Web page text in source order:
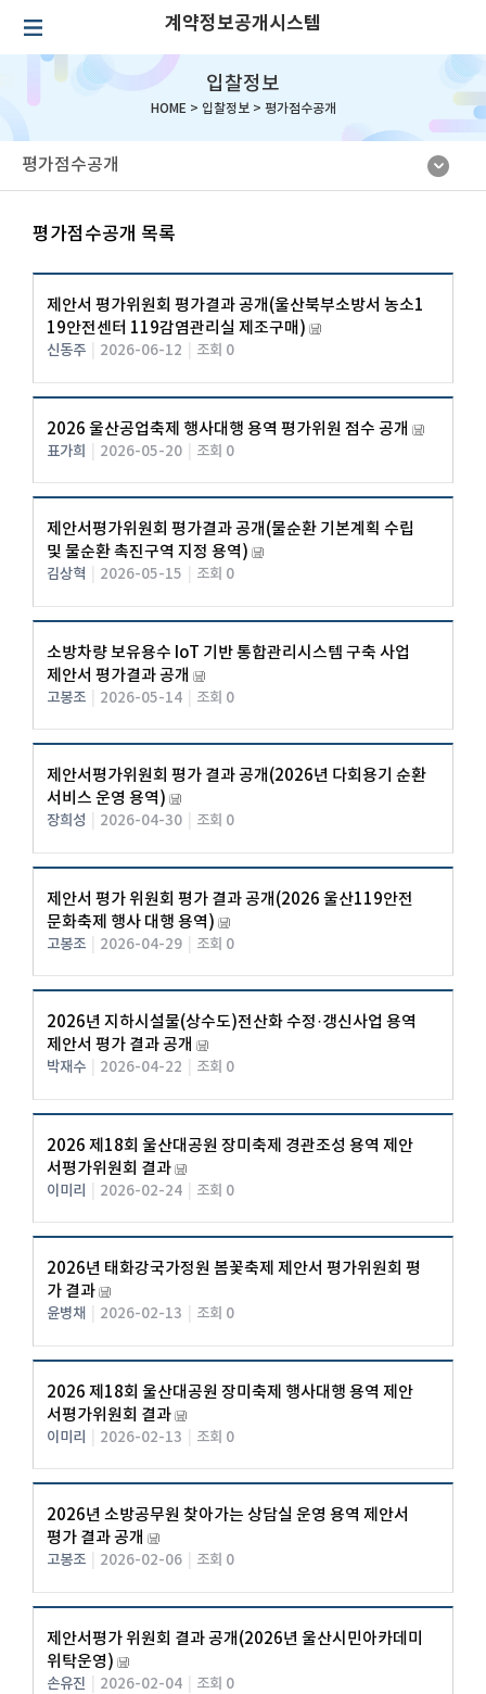
계약정보공개시스템
입찰정보
HOME > 입찰정보> 평가점수공개
평가점수공개
평가점수공개 목록
제안서 평가위원회 평가결과 공개(울산북부소방서 농소1
19안전센터 119감염관리실 제조구매)
신동주 2026-06-12 조회 0
2026 울산공업축제 행사대행 용역 평가위원 점수 공개
표가희 2026-05-20 조회 0
제안서평가위원회 평가결과 공개(물순환 기본계획 수립
및 물순환 촉진구역 지정 용역)
김상혁 2026-05-15 조회 0
소방차량 보유용수 IoT 기반 통합관리시스템 구축 사업
제안서 평가결과 공개
고봉조 2026-05-14 조회 0
제안서평가위원회 평가 결과 공개(2026년 다회용기 순환
서비스 운영 용역)
장희성 2026-04-30 조회 0
제안서 평가 위원회 평가 결과 공개(2026 울산119안전
문화축제 행사 대행 용역)
고봉조 2026-04-29 조회 0
2026년 지하시설물(상수도)전산화 수정·갱신사업 용역
제안서 평가 결과 공개
박재수 2026-04-22 조회 0
2026 제18회 울산대공원 장미축제 경관조성 용역 제안
서평가위원회 결과
이미리 2026-02-24 조회 0
2026년 태화강국가정원 봄꽃축제 제안서 평가위원회 평
가 결과
윤병채 2026-02-13 조회 0
2026 제18회 울산대공원 장미축제 행사대행 용역 제안
서평가위원회 결과
이미리 2026-02-13 조회 0
2026년 소방공무원 찾아가는 상담실 운영 용역 제안서
평가 결과 공개
고봉조 2026-02-06 조회 0
제안서평가 위원회 결과 공개(2026년 울산시민아카데미
위탁운영)
손유진 2026-02-04 조회 0